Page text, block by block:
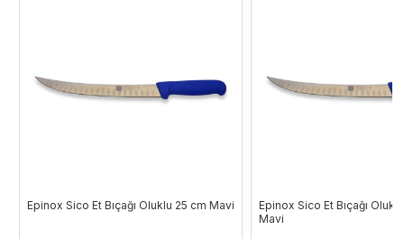
Epinox Sico Et Bıçağı Oluklu 25 cm Mavi
Epinox Sico Et Bıçağı
Mavi